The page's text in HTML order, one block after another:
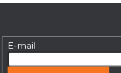
E-mail